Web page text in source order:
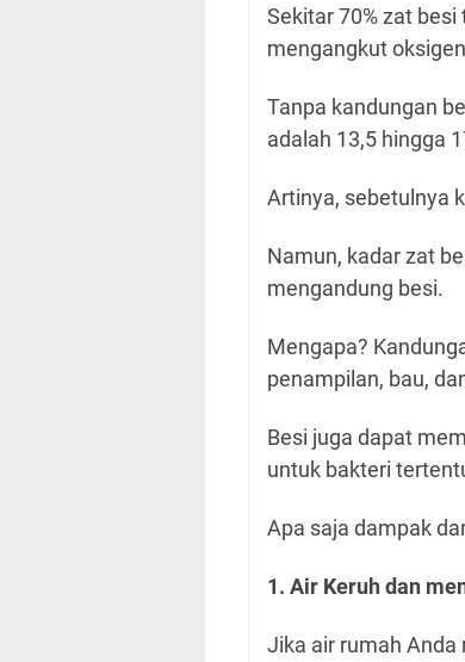
Sekitar 70% zat
mengangkut
Tanpa kandungan
adalah 13,5 hingga
Artinya, sebetulnya
Namun, kadar zat
mengandung besi.
Mengapa?
penampilan, bau,
Besi juga dapat
untuk bakteri
Apa saja dampak
1. Air Keruh dan
Jika air rumah